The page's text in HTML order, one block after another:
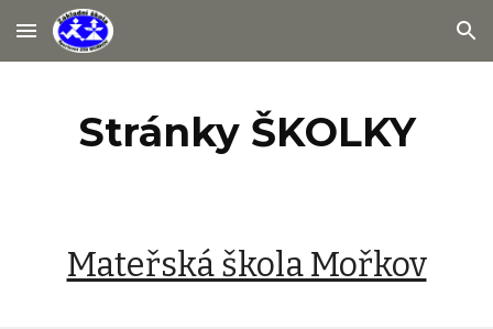
Skip to main content Skip to navigation
Stránky ŠKOLKY
Mateřská škola Mořkov